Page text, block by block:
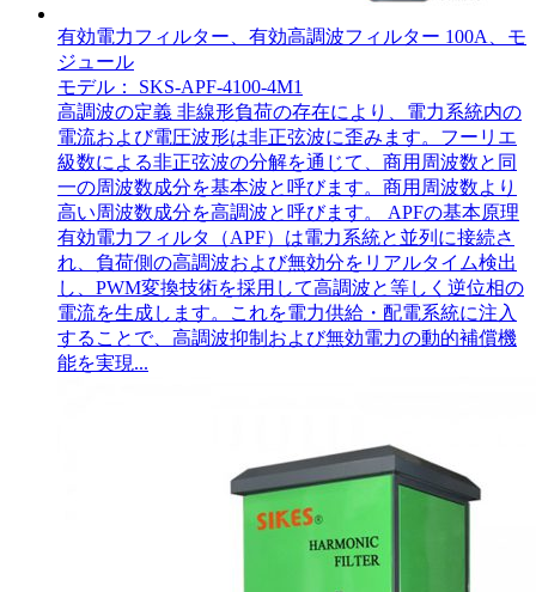
有効電力フィルター、有効高調波フィルター 100A、モ
ジュール
モデル： SKS-APF-4100-4M1
高調波の定義 非線形負荷の存在により、電力系統内の
電流および電圧波形は非正弦波に歪みます。フーリエ
級数による非正弦波の分解を通じて、商用周波数と同
一の周波数成分を基本波と呼びます。商用周波数より
高い周波数成分を高調波と呼びます。 APFの基本原理
有効電力フィルタ（APF）は電力系統と並列に接続さ
れ、負荷側の高調波および無効分をリアルタイム検出
し、PWM変換技術を採用して高調波と等しく逆位相の
電流を生成します。これを電力供給・配電系統に注入
することで、高調波抑制および無効電力の動的補償機
能を実現...